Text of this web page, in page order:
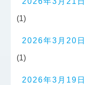
(1)
2026年3月20日
(1)
2026年3月19日